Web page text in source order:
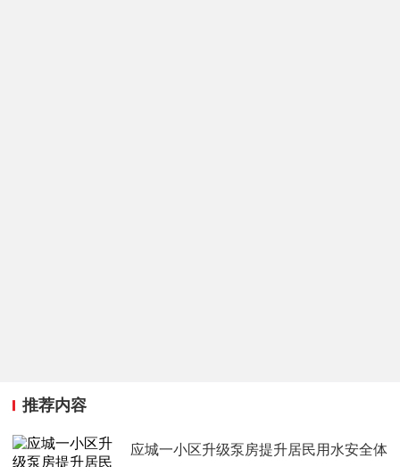
推荐内容
应城一小区升级泵房提升居民用水安全体